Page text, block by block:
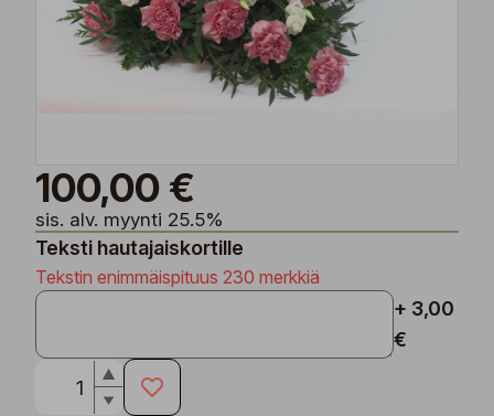
100,00 €
sis. alv. myynti 25.5%
Teksti hautajaiskortille
Tekstin enimmäispituus 230 merkkiä
+ 3,00
€